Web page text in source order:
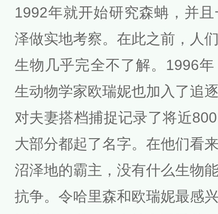
1992年就开始研究森蚺，并
泽做实地考察。在此之前，人
生物几乎完全不了解。1996
生动物学家欧瑞妮也加入了追
对夫妻搭档捕捉记录了将近
大部分都起了名字。在他们看
沼泽地的霸主，没有什么生物
抗争。令哈里森和欧瑞妮最感